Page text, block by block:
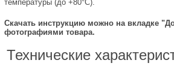
температуры (до +80°C).
Скачать инструкцию можно на вкладке
фотографиями товара.
Технические